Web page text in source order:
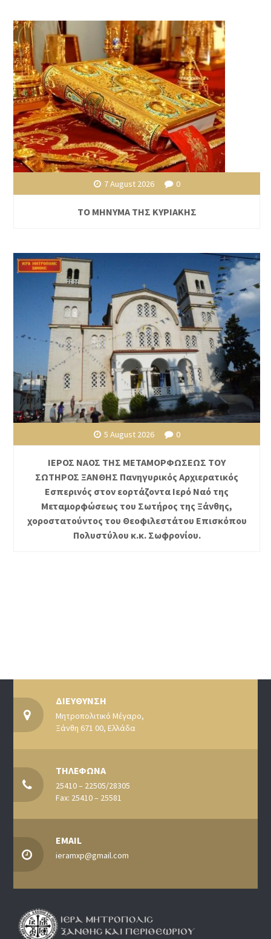
7 August 2026 0
ΤΟ ΜΗΝΥΜΑ ΤΗΣ ΚΥΡΙΑΚΗΣ
5 August 2026 0
ΙΕΡΟΣ ΝΑΟΣ ΤΗΣ ΜΕΤΑΜΟΡΦΩΣΕΩΣ ΤΟΥ
ΣΩΤΗΡΟΣ ΞΑΝΘΗΣ Πανηγυρικός Αρχιερατικός
Εσπερινός στον εορτάζοντα Ιερό Ναό της
Μεταμορφώσεως του Σωτήρος της Ξάνθης,
χοροστατούντος του Θεοφιλεστάτου Επισκόπου
Πολυστύλου κ.κ. Σωφρονίου.
ΔΙΕΥΘΥΝΣΗ
Μητροπολιτικό Μέγαρο,
Ξάνθη 671 00, Ελλάδα
ΤΗΛΕΦΩΝΑ
25410 – 22505/28305
Fax: 25410 – 25581
EMAIL
ieramxp@gmail.com